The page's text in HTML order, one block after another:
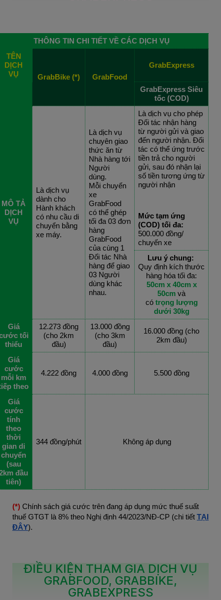
THÔNG TIN CHI TIẾT VỀ CÁC DỊCH VỤ
TÊN
DỊCH
VỤ
GrabBike (*) GrabFood
GrabExpress
GrabExpress Siêu
tốc (COD)
MÔ TẢ
DỊCH
VỤ
Là dịch vụ
dành cho
Hành khách
có nhu cầu di
chuyển bằng
xe máy.
Là dịch vụ
chuyên giao
thức ăn từ
Nhà hàng tới
Người
dùng.
Mỗi chuyến
xe
GrabFood
có thể ghép
tối đa 03 đơn
hàng
GrabFood
của cùng 1
Đối tác Nhà
hàng để giao
03 Người
dùng khác
nhau.
Là dịch vụ cho phép
Đối tác nhận hàng
từ người gửi và giao
đến người nhận. Đối
tác có thể ứng trước
tiền trả cho người
gửi, sau đó nhận lại
số tiền tương ứng từ
người nhận
Mức tạm ứng
(COD) tối đa:
500.000 đồng/
chuyến xe
Lưu ý chung:
Quy định kích thước
hàng hóa tối đa:
50cm x 40cm x
50cm và
cótrọng lượng
dưới 30kg
Giá
tối
thiểu
12.273 đồng
(cho 2km
đầu)
13.000 đồng
(cho 3km
đầu)
16.000 đồng (cho
2km đầu)
Giá
cước
mỗi km
theo
4.222 đồng 4.000 đồng 5.500 đồng
Giá
cước
tính
theo
thời
gian di
chuyển
(sau
đầu
tiên)
344 đồng/phút Không áp dụng
(*) Chính sách giá cước trên đang áp dụng mức thuế suất
thuế GTGT là 8% theo Nghị định 44/2023/NĐ-CP (chi tiết TẠI
ĐÂY).
ĐIỀU KIỆN THAM GIA DỊCH VỤ
GRABFOOD, GRABBIKE,
GRABEXPRESS